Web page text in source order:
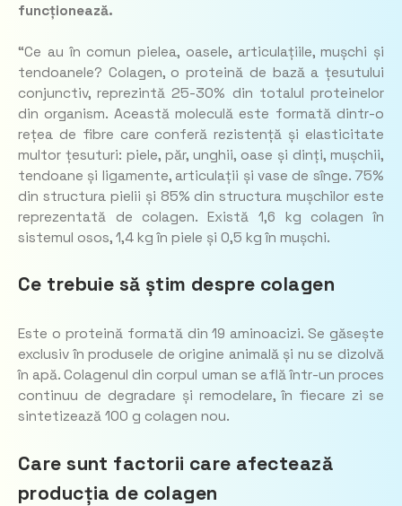
funcționează.
“Ce au în comun pielea, oasele, articulațiile, mușchi și
tendoanele? Colagen, o proteină de bază a țesutului
conjunctiv, reprezintă 25-30% din totalul proteinelor
din organism. Această moleculă este formată dintr-o
rețea de fibre care conferă rezistență și elasticitate
multor țesuturi: piele, păr, unghii, oase și dinți, mușchii,
tendoane și ligamente, articulații și vase de sînge. 75%
din structura pielii și 85% din structura mușchilor este
reprezentată de colagen. Există 1,6 kg colagen în
sistemul osos, 1,4 kg în piele și 0,5 kg în mușchi.
Ce trebuie să știm despre colagen
Este o proteină formată din 19 aminoacizi. Se găsește
exclusiv în produsele de origine animală și nu se dizolvă
în apă. Colagenul din corpul uman se află într-un proces
continuu de degradare și remodelare, în fiecare zi se
sintetizează 100 g colagen nou.
Care sunt factorii care afectează
producția de colagen